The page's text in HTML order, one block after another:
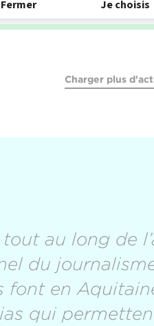
lire la suite
Charger plus
au long de
du
en
qui